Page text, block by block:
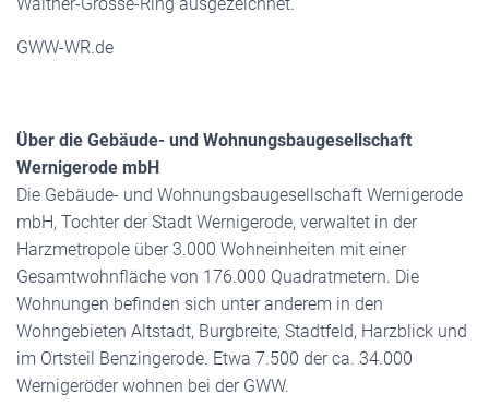
GWW-WR.de
Über die Gebäude- und Wohnungsbaugesellschaft
Wernigerode mbH
Die Gebäude- und Wohnungsbaugesellschaft Wernigerode
mbH, Tochter der Stadt Wernigerode, verwaltet in der
Harzmetropole über 3.000 Wohneinheiten mit einer
Gesamtwohnfläche von 176.000 Quadratmetern. Die
Wohnungen befinden sich unter anderem in den
Wohngebieten Altstadt, Burgbreite, Stadtfeld, Harzblick und
im Ortsteil Benzingerode. Etwa 7.500 der ca. 34.000
Wernigeröder wohnen bei der GWW.